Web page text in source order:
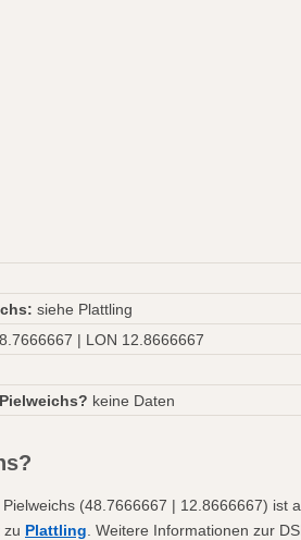
siehe Plattling
| LON 12.8666667
keine Daten
(48.7666667 | 12.8666667) ist
zu Plattling . Weitere Informationen zur